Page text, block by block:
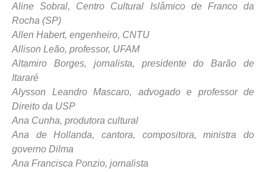
Aline Sobral, Centro Cultural Islâmico de Franco da
Rocha (SP)
Allen Habert, engenheiro, CNTU
Allison Leão, professor, UFAM
Altamiro Borges, jornalista, presidente do Barão de
Itararé
Alysson Leandro Mascaro, advogado e professor de
Direito da USP
Ana Cunha, produtora cultural
Ana de Hollanda, cantora, compositora, ministra do
governo Dilma
Ana Francisca Ponzio, jornalista